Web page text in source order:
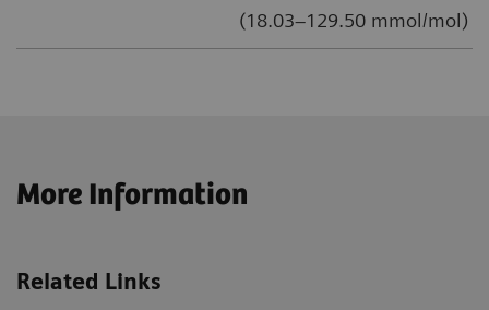
(18.03–129.50 mmol/mol)
More Information
Related Links